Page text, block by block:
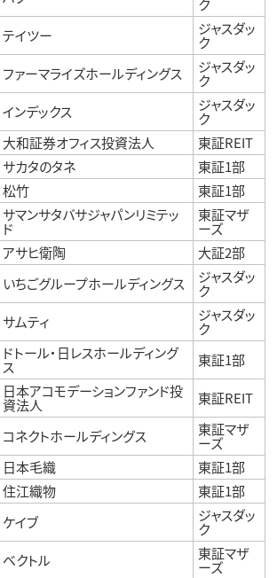
ク
テイツー ジャスダッ
ク
ファーマライズホールディングス ジャスダッ
ク
インデックス ジャスダッ
ク
大和証券オフィス投資法人
東証REIT
サカタのタネ
東証1部
松竹
東証1部
サマンサタバサジャパンリミテッ
ド
東証マザ
ーズ
アサヒ衛陶
大証2部
いちごグループホールディングス ジャスダッ
ク
サムティ ジャスダッ
ク
ドトール・日レスホールディング
ス 東証1部
日本アコモデーションファンド投
資法人 東証REIT
コネクトホールディングス 東証マザ
ーズ
日本毛織
東証1部
住江織物
東証1部
ケイブ ジャスダッ
ク
ベクトル 東証マザ
ーズ